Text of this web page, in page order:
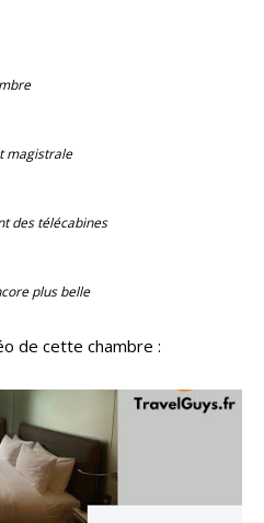
magistrale
des télécabines
plus belle
de cette chambre :